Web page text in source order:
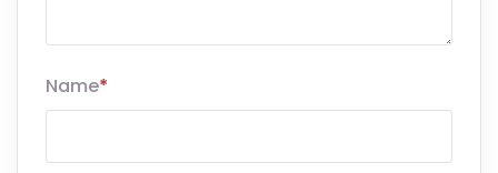
Name*